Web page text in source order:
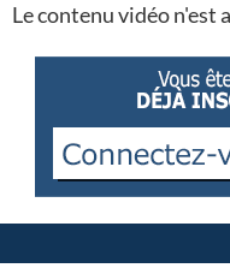
Le contenu vidéo n'est